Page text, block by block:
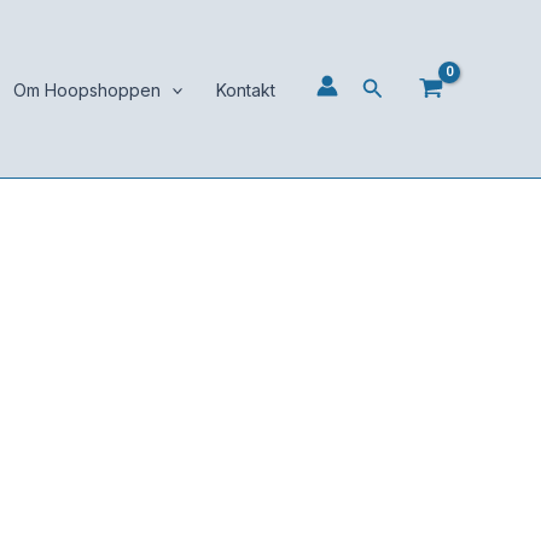
Om Hoopshoppen Kontakt Søg